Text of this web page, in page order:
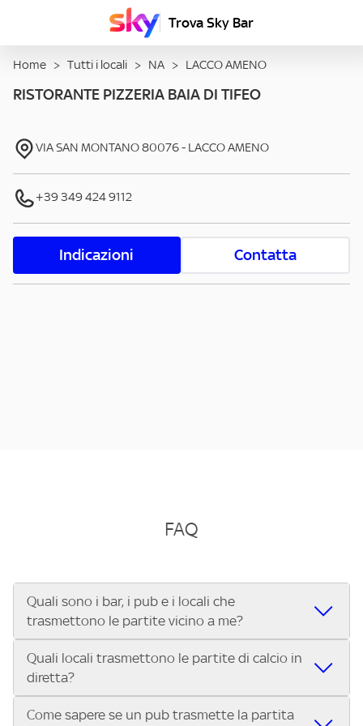
Trova Sky Bar
Home > Tutti i locali > NA > LACCO AMENO
RISTORANTE PIZZERIA BAIA DI TIFEO
VIA SAN MONTANO80076- LACCO AMENO
+39 349 424 9112
Indicazioni Contatta
FAQ
Quali sono i bar, i pub e i locali che
trasmettono le partite vicino a me?
Se cerchi un bar, pub, ristorante o locale vicino a te per
vedere le partite di Serie A ENILIVE, la Serie C Sky Wifi, la
UEFA Champions League, la UEFA Europa League, la UEFA
Conference League, il Tennis, la Formula 1®, la MotoGP™ e
Quali locali trasmettono le partite di calcio in
diretta?
Vuoi sapere quali bar, pub o ristoranti mostrano le partite
Come sapere se un pub trasmette la partita